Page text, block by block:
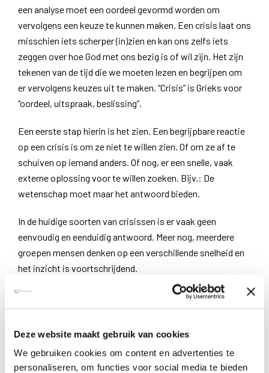
Deze website maakt gebruik van cookies
We gebruiken cookies om content en advertenties te
personaliseren, om functies voor social media te bieden
een analyse moet een oordeel gevormd worden om
vervolgens een keuze te kunnen maken. Een crisis laat ons
misschien iets scherper (in)zien en kan ons zelfs iets
zeggen over hoe God met ons bezig is of wil zijn. Het zijn
tekenen van de tijd die we moeten lezen en begrijpen om
er vervolgens keuzes uit te maken. “Crisis” is Grieks voor
“oordeel, uitspraak, beslissing”.
Een eerste stap hierin is het zien. Een begrijpbare reactie
op een crisis is om ze niet te willen zien. Of om ze af te
schuiven op iemand anders. Of nog, er een snelle, vaak
externe oplossing voor te willen zoeken. Bijv.: De
wetenschap moet maar het antwoord bieden.
In de huidige soorten van crisissen is er vaak geen
eenvoudig en eenduidig antwoord. Meer nog, meerdere
groepen mensen denken op een verschillende snelheid en
het inzicht is voortschrijdend.
Het zien slaat ook op het zich in de plaats stellen van de
ander. Wie wordt door deze crisis geraakt? Wie wordt er
Ik kijk in de eerste plaats vanuit mijn eigen perspectief.
Daarnaast zijn er verwanten, groepen van mensen